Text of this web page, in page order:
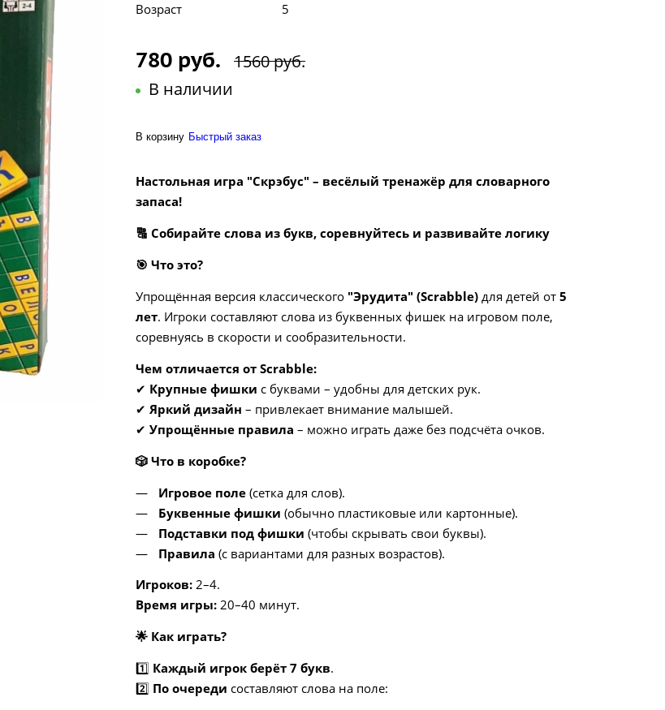
Возраст
5
780 руб.
1560 руб.
В наличии
В корзину Быстрый заказ
Настольная игра "Скрэбус" – весёлый тренажёр для словарного
запаса!
🔠 Собирайте слова из букв, соревнуйтесь и развивайте логику
🎯 Что это?
Упрощённая версия классического "Эрудита" (Scrabble) для детей от 5
лет. Игроки составляют слова из буквенных фишек на игровом поле,
соревнуясь в скорости и сообразительности.
Чем отличается от Scrabble:
✔ Крупные фишки с буквами – удобны для детских рук.
✔ Яркий дизайн – привлекает внимание малышей.
✔ Упрощённые правила – можно играть даже без подсчёта очков.
🎲 Что в коробке?
Игровое поле(сетка для слов).
Буквенные фишки (обычно пластиковые или картонные).
Подставки под фишки (чтобы скрывать свои буквы).
Правила (с вариантами для разных возрастов).
Игроков: 2–4.
Время игры: 20–40 минут.
🌟 Как играть?
1️⃣ Каждый игрок берёт 7 букв.
2️⃣ По очереди составляют слова на поле: